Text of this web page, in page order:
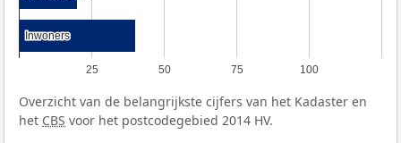
25 50 75 100
Inwoners
Inwoners
Overzicht van de belangrijkste cijfers van het Kadaster en
het CBS voor het postcodegebied 2014 HV.